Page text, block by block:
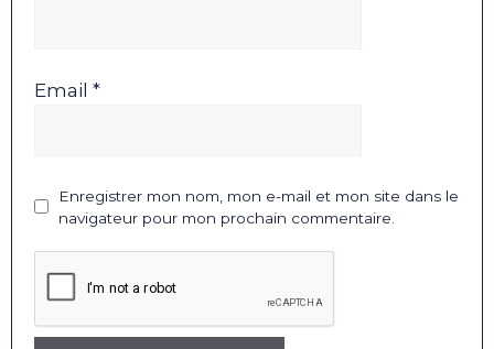
Email *
Enregistrer mon nom, mon e-mail et mon site dans le
navigateur pour mon prochain commentaire.